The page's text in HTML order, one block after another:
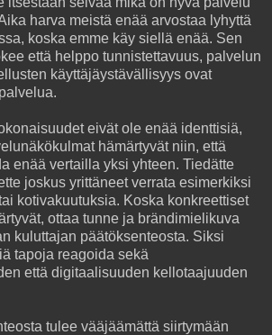
harva meistä enää arvostaa lyhyttä
koska emme käy siellä enää. Sen
että helppo tunnistettavuus, palvelun
käyttäjäystävällisyys ovat
eivät ole enää identtisiä,
hämärtyvät niin, että
enää vertailla yksi yhteen. Tiedätte
joskus yrittäneet verrata esimerkiksi
kotivakuutuksia. Koska konkreettiset
ottaa tunne ja brändimielikuva
kuluttajan päätöksenteosta. Siksi
tapoja reagoida sekä
että digitaalisuuden kellotaajuuden
tulee vääjäämättä siirtymään